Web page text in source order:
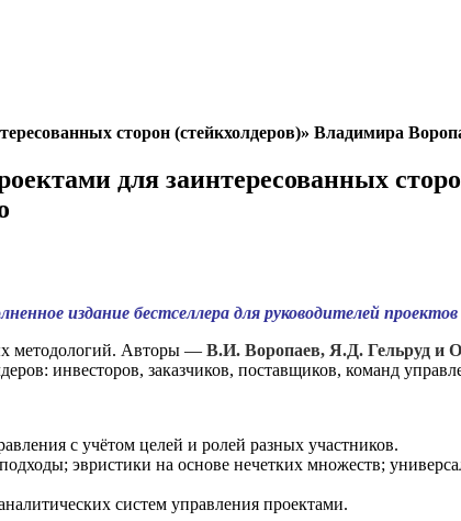
сторон (стейкхолдеров)» Владимира
для заинтересованных
издание бестселлера для руководителей проектов
методологий. Авторы — В.И. Воропаев, Я.Д. Гельруд и
инвесторов, заказчиков, поставщиков, команд
с учётом целей и ролей разных участников.
подходы; эвристики на основе нечетких множеств;
систем управления проектами.